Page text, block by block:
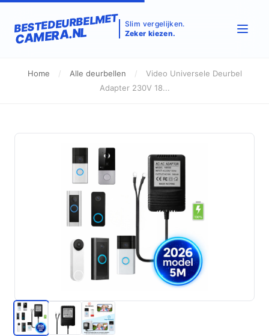
BESTEDEURBELMET
CAMERA.NL
Slim vergelijken.
Zeker kiezen.
Home / Alle deurbellen /
Video Universele Deurbel
Adapter 230V 18...